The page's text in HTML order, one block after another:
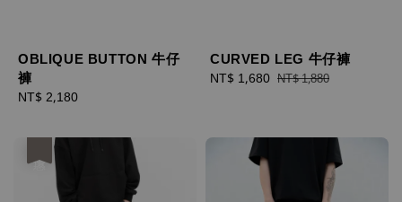
OBLIQUE BUTTON 牛仔
褲
Regular
NT$ 2,180
CURVED LEG 牛仔褲
Sale
NT$ 1,680 Regular
NT$ 1,880